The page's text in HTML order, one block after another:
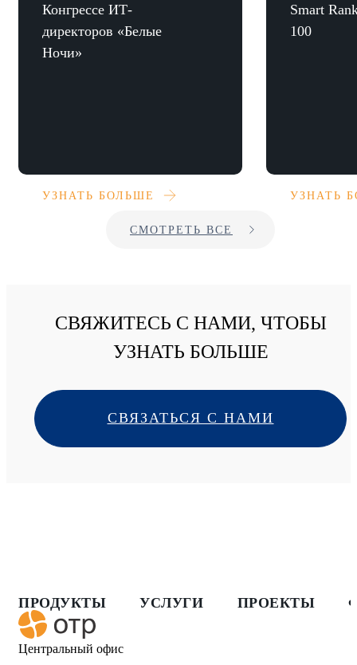
Конгрессе ИТ-
директоров «Белые
Ночи»
УЗНАТЬ БОЛЬШЕ
Smart
100
УЗНАТЬ
СМОТРЕТЬ ВСЕ
СВЯЖИТЕСЬ С НАМИ, ЧТОБЫ
УЗНАТЬ БОЛЬШЕ
СВЯЗАТЬСЯ С НАМИ
ПРОДУКТЫ УСЛУГИ ПРОЕКТЫ
Центральный офис